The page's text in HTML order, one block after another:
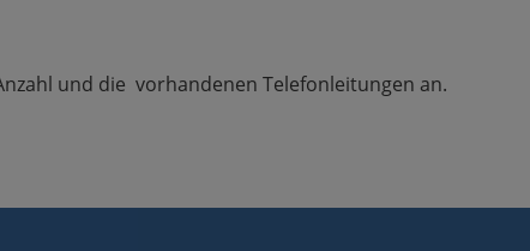
und die vorhandenen Telefonleitungen an.